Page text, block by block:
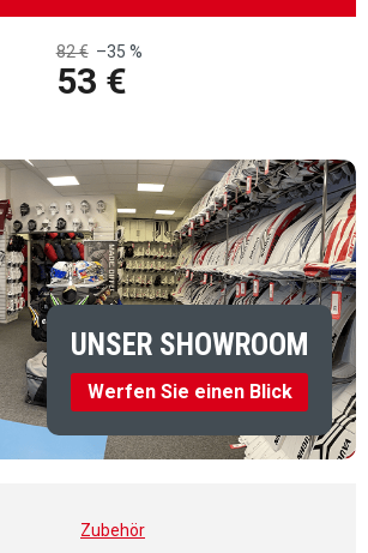
82 € –35 %
53 €
UNSER SHOWROOM
Werfen Sie einen Blick
Zubehör